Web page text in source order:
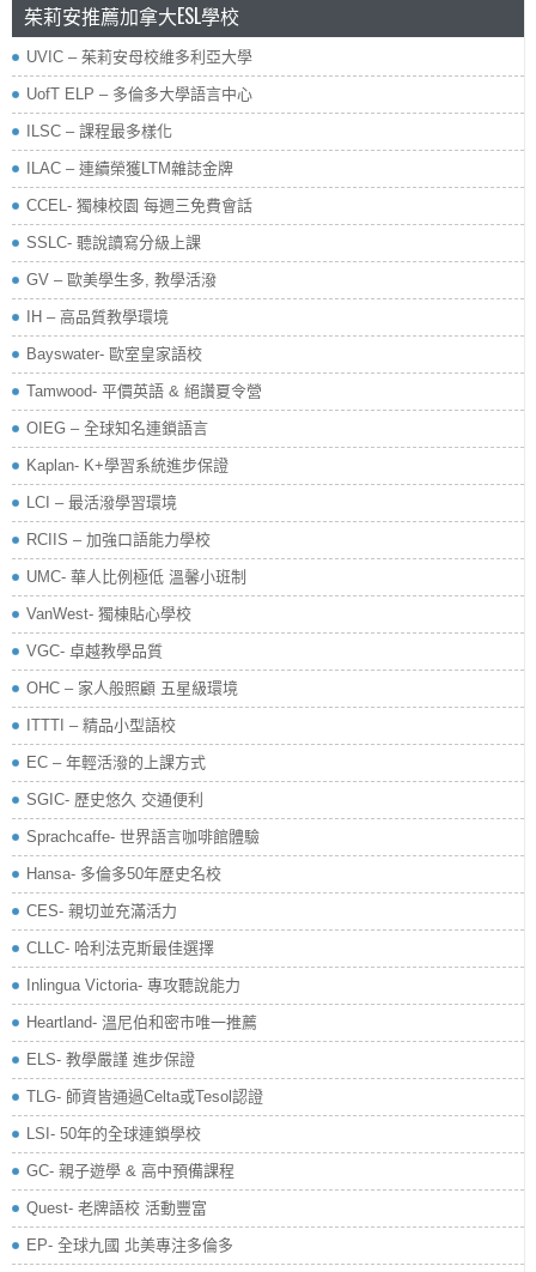
茱莉安推薦加拿大ESL學校
UVIC – 茱莉安母校維多利亞大學
UofT ELP – 多倫多大學語言中心
ILSC – 課程最多樣化
ILAC – 連續榮獲LTM雜誌金牌
CCEL- 獨棟校園 每週三免費會話
SSLC- 聽說讀寫分級上課
GV – 歐美學生多, 教學活潑
IH – 高品質教學環境
Bayswater- 歐室皇家語校
Tamwood- 平價英語 & 絕讚夏令營
OIEG – 全球知名連鎖語言
Kaplan- K+學習系統進步保證
LCI – 最活潑學習環境
RCIIS – 加強口語能力學校
UMC- 華人比例極低 溫馨小班制
VanWest- 獨棟貼心學校
VGC- 卓越教學品質
OHC – 家人般照顧 五星級環境
ITTTI – 精品小型語校
EC – 年輕活潑的上課方式
SGIC- 歷史悠久 交通便利
Sprachcaffe- 世界語言咖啡館體驗
Hansa- 多倫多50年歷史名校
CES- 親切並充滿活力
CLLC- 哈利法克斯最佳選擇
Inlingua Victoria‏- 專攻聽說能力
Heartland- 溫尼伯和密市唯一推薦
ELS- 教學嚴謹 進步保證
TLG- 師資皆通過Celta或Tesol認證
LSI- 50年的全球連鎖學校
GC- 親子遊學 & 高中預備課程
Quest- 老牌語校 活動豐富
EP- 全球九國 北美專注多倫多